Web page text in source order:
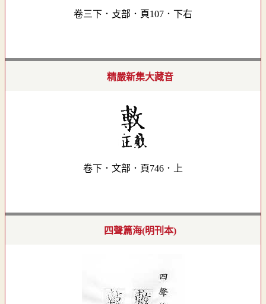
卷三下．攴部．頁107．下右
精嚴新集大藏音
卷下．文部．頁746．上
四聲篇海(明刊本)